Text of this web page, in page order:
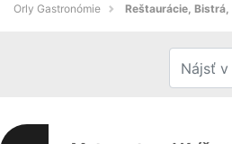
Orly Gastronómie Reštaurácie,